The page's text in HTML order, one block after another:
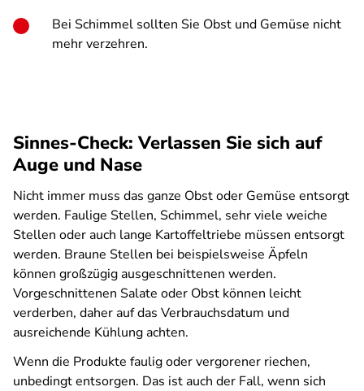
Bei Schimmel sollten Sie Obst und Gemüse nicht
mehr verzehren.
Sinnes-Check: Verlassen Sie sich auf
Auge und Nase
Nicht immer muss das ganze Obst oder Gemüse entsorgt
werden. Faulige Stellen, Schimmel, sehr viele weiche
Stellen oder auch lange Kartoffeltriebe müssen entsorgt
werden. Braune Stellen bei beispielsweise Äpfeln
können großzügig ausgeschnittenen werden.
Vorgeschnittenen Salate oder Obst können leicht
verderben, daher auf das Verbrauchsdatum und
ausreichende Kühlung achten.
Wenn die Produkte faulig oder vergorener riechen,
unbedingt entsorgen. Das ist auch der Fall, wenn sich